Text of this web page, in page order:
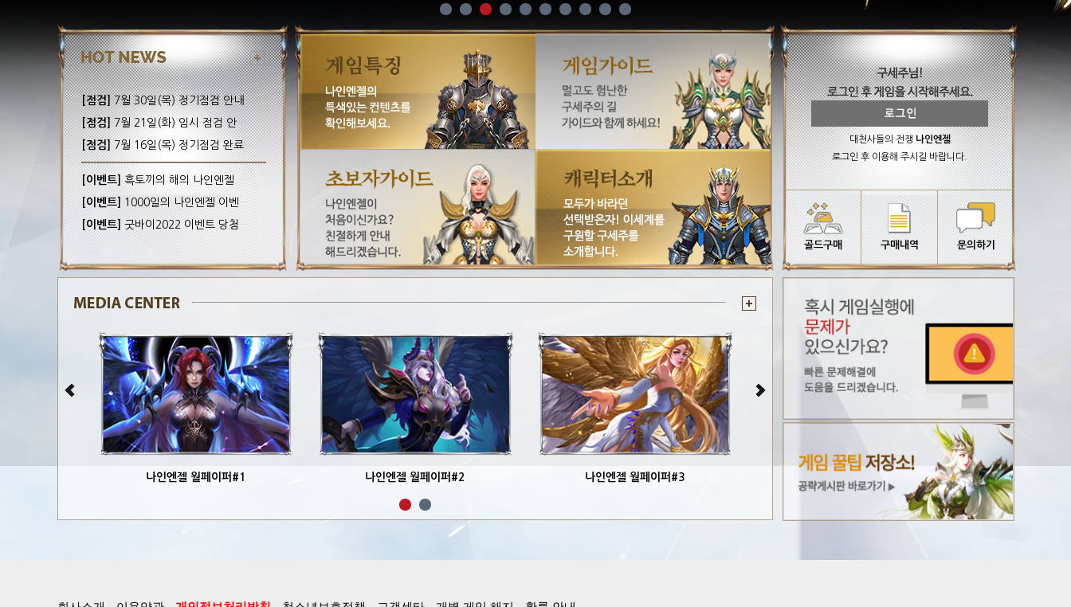
대천사들의 전쟁 나인엔젤
로그인 후 이용해 주시길 바랍니다.
골드구매 구매내역 문의하기
[점검]7월 30일(목) 정기점검 안내! (완료)
[점검]7월 21일(화) 임시 점검 안내! (완료)
[점검]
7월 16일(목) 정기점검 완료 안내!
[이벤트]
흑토끼의 해의 나인엔젤 이벤트 당첨자 안내
[이벤트] 1000일의 나인엔젤 이벤트 당첨자 안내
[이벤트]
굿바이2022 이벤트 당첨자 안내
나인엔젤 월페이퍼#1 나인엔젤 월페이퍼#2 나인엔젤 월페이퍼#3